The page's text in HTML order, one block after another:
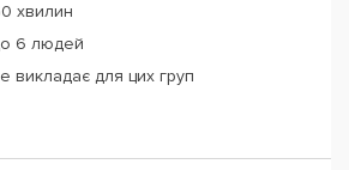
хвилин
6 людей
викладає для цих груп